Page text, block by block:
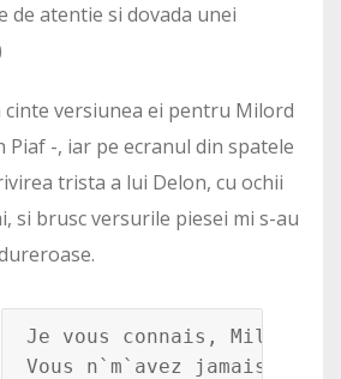
de atentie si dovada unei
cinte versiunea ei pentru Milord
Piaf -, iar pe ecranul din spatele
trista a lui Delon, cu ochii
si brusc versurile piesei mi s-au
Je vous connais, Milord,
Vous n`m`avez jamais vue